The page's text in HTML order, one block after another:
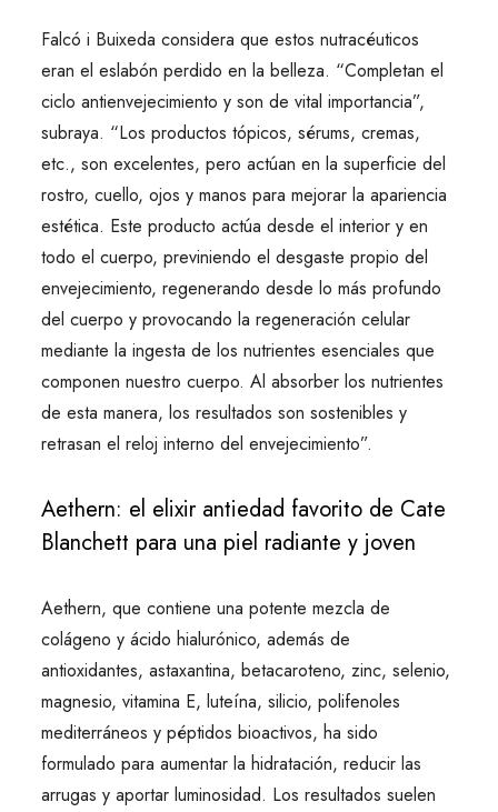
Falcó i Buixeda considera que estos nutracéuticos
eran el eslabón perdido en la belleza. “Completan el
ciclo antienvejecimiento y son de vital importancia”,
subraya. “Los productos tópicos, sérums, cremas,
etc., son excelentes, pero actúan en la superficie del
rostro, cuello, ojos y manos para mejorar la apariencia
estética. Este producto actúa desde el interior y en
todo el cuerpo, previniendo el desgaste propio del
envejecimiento, regenerando desde lo más profundo
del cuerpo y provocando la regeneración celular
mediante la ingesta de los nutrientes esenciales que
componen nuestro cuerpo. Al absorber los nutrientes
de esta manera, los resultados son sostenibles y
retrasan el reloj interno del envejecimiento”.
Aethern: el elixir antiedad favorito de Cate
Blanchett para una piel radiante y joven
Aethern, que contiene una potente mezcla de
colágeno y ácido hialurónico, además de
antioxidantes, astaxantina, betacaroteno, zinc, selenio,
magnesio, vitamina E, luteína, silicio, polifenoles
mediterráneos y péptidos bioactivos, ha sido
formulado para aumentar la hidratación, reducir las
arrugas y aportar luminosidad. Los resultados suelen